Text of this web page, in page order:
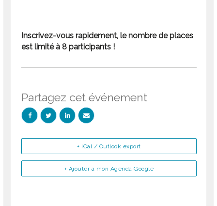
Inscrivez-vous rapidement, le nombre de places
est limité à 8 participants !
Partagez cet événement
+ Ajouter à mon Agenda Google
+ iCal / Outlook export